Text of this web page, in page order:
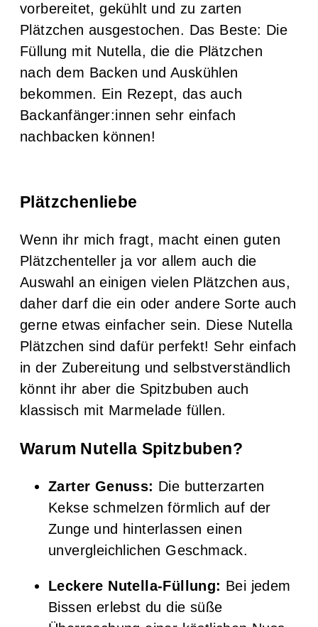
vorbereitet, gekühlt und zu zarten
Plätzchen ausgestochen. Das Beste: Die
Füllung mit Nutella, die die Plätzchen
nach dem Backen und Auskühlen
bekommen. Ein Rezept, das auch
Backanfänger:innen sehr einfach
nachbacken können!
Plätzchenliebe
Wenn ihr mich fragt, macht einen guten
Plätzchenteller ja vor allem auch die
Auswahl an einigen vielen Plätzchen aus,
daher darf die ein oder andere Sorte auch
gerne etwas einfacher sein. Diese Nutella
Plätzchen sind dafür perfekt! Sehr einfach
in der Zubereitung und selbstverständlich
könnt ihr aber die Spitzbuben auch
klassisch mit Marmelade füllen.
Warum Nutella Spitzbuben?
Zarter Genuss: Die butterzarten
Kekse schmelzen förmlich auf der
Zunge und hinterlassen einen
unvergleichlichen Geschmack.
Leckere Nutella-Füllung: Bei jedem
Bissen erlebst du die süße